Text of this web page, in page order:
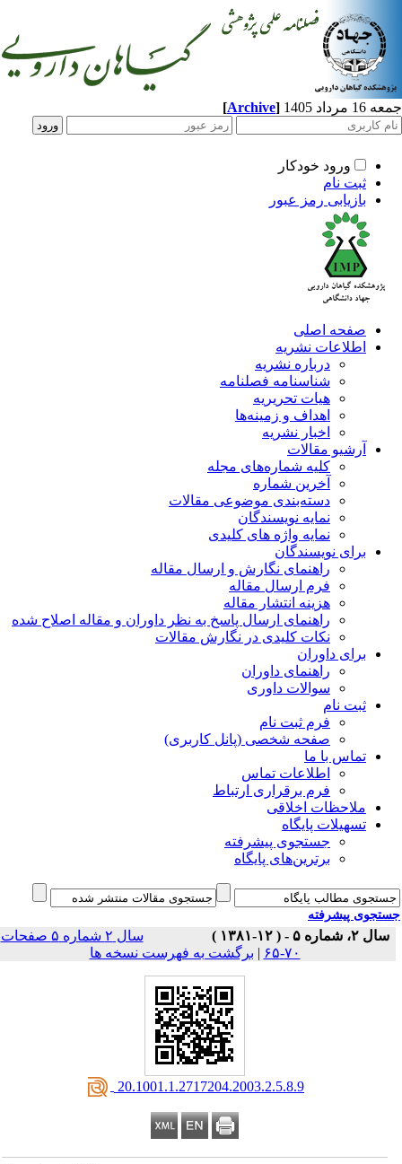
1405
[Archive]
ورود خودکار
ثبت نام
بازیابی رمز عبور
صفحه اصلی
اطلاعات نشریه
درباره نشریه
شناسنامه فصلنامه
هیات تحریریه
اهداف و زمینه‌ها
اخبار نشریه
آرشیو مقالات
کلیه شماره‌های مجله
آخرین شماره
دسته‌بندی موضوعی مقالات
نمایه نویسندگان
نمایه واژه های کلیدی
برای نویسندگان
راهنمای نگارش و ارسال مقاله
فرم ارسال مقاله
هزینه انتشار مقاله
راهنمای ارسال پاسخ به نظر داوران و مقاله اصلاح شده
نکات کلیدی در نگارش مقالات
برای داوران
راهنمای داوران
سوالات داوری
ثبت نام
فرم ثبت نام
صفحه شخصی (پانل کاربری)
تماس با ما
اطلاعات تماس
فرم برقراری ارتباط
ملاحظات اخلاقی
تسهیلات پایگاه
جستجوی پیشرفته
برترین‌های پایگاه
پیشرفته
۵ - ( ۱۲-۱۳۸۱ )
سال ۲ شماره ۵ صفحات
|برگشت به فهرست نسخه ها
‎ 20.1001.1.2717204.2003.2.5.8.9